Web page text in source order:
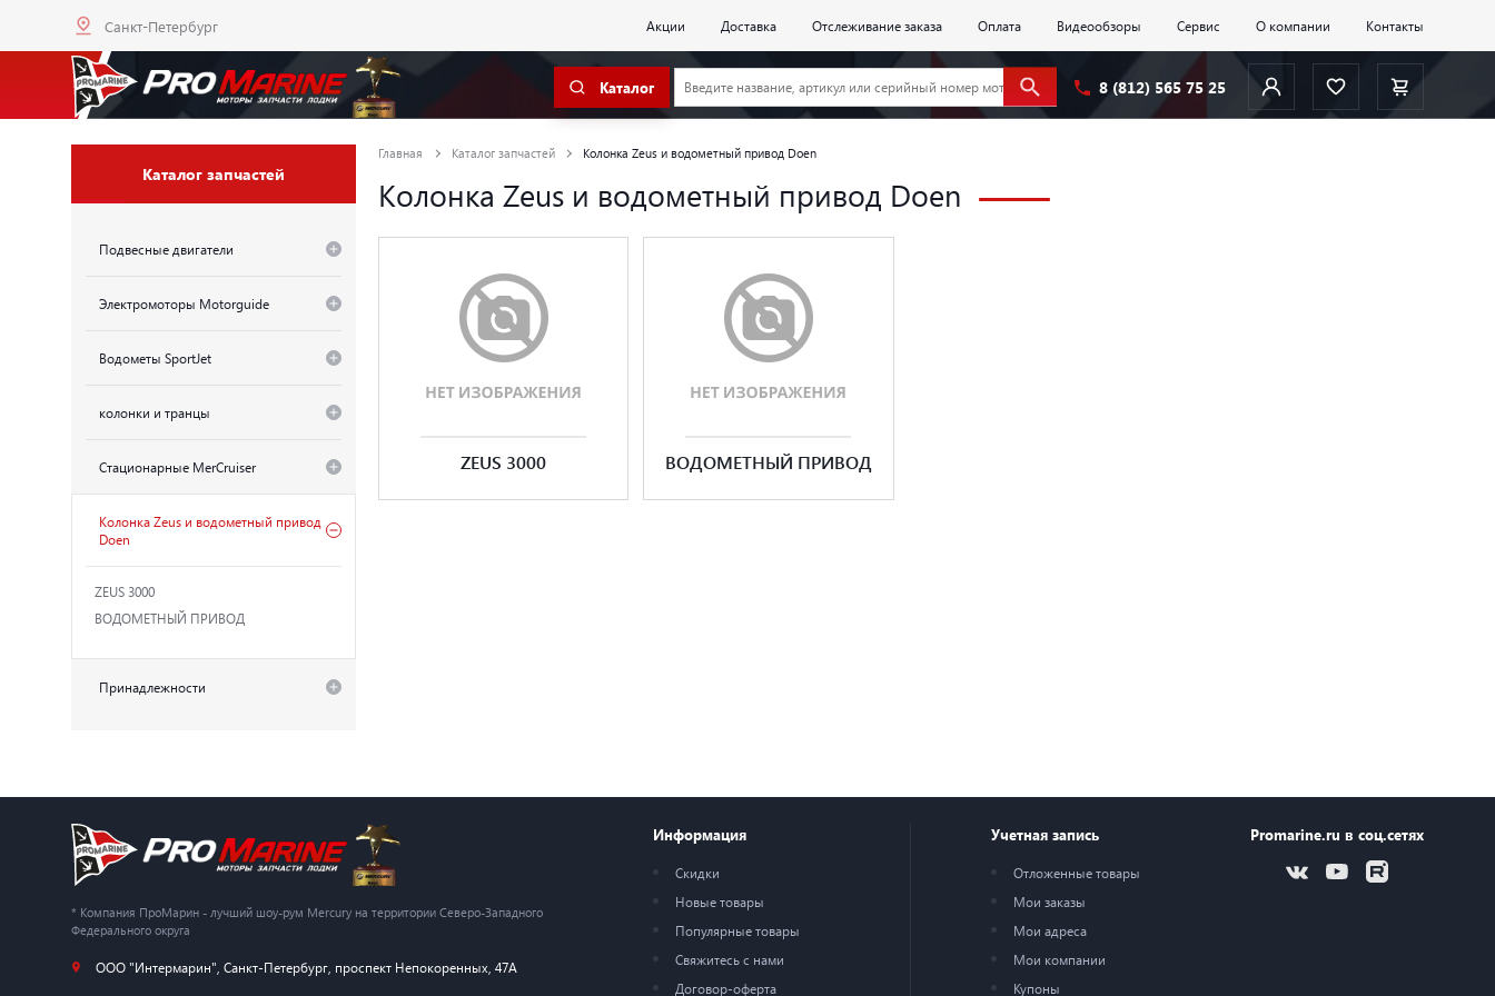
Санкт-Петербург Акции Доставка Отслеживание заказа Оплата Видеообзоры Сервис О компании Контакты
Каталог 8 (812) 565 75 25
Каталог запчастей
Подвесные двигатели
Электромоторы Motorguide
Водометы SportJet
колонки и транцы
Стационарные MerCruiser
Колонка Zeus и водометный привод
Doen
ZEUS 3000
ВОДОМЕТНЫЙ ПРИВОД
Принадлежности
Главная Каталог запчастей Колонка Zeus и водометный привод Doen
Колонка Zeus и водометный привод Doen
ZEUS 3000 ВОДОМЕТНЫЙ ПРИВОД
* Компания ПроМарин - лучший шоу-рум Mercury на территории Северо-Западного
Федерального округа
ООО "Интермарин" Санкт-Петербург, проспект Непокоренных, 47А
Информация
Скидки
Новые товары
Популярные товары
Свяжитесь с нами
Договор-оферта
Учетная запись
Отложенные товары
Мои заказы
Мои адреса
Мои компании
Купоны
Promarine.ru в соц.сетях